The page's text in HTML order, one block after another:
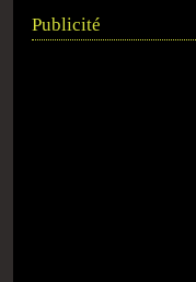
Publicité